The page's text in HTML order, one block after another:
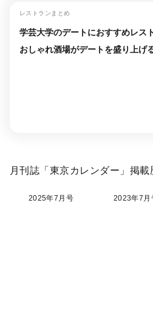
レストランまとめ
学芸大学のデートにおすすめレス
おしゃれ酒場がデートを盛り上げ
月刊誌「東京カレンダー」掲載
2025年7月号 2023年7月